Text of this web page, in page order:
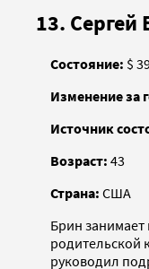
13. Сергей
Состояние: $
Изменение за
Источник
Возраст: 43
Страна: США
Брин занимает
родительской
руководил